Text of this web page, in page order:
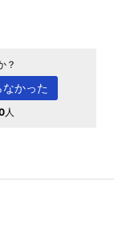
？
かった
人